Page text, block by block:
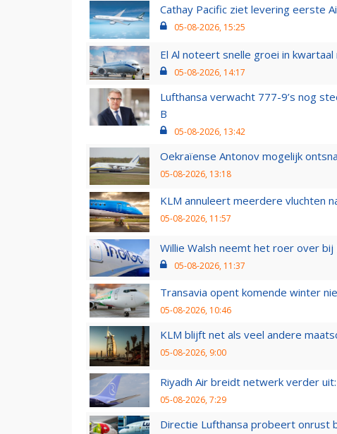
Cathay Pacific ziet levering eerste
05-08-2026, 15:25
El Al noteert snelle groei in
05-08-2026, 14:17
Lufthansa verwacht 777-9’s nog
B
05-08-2026, 13:42
Oekraïense Antonov mogelijk
05-08-2026, 13:18
KLM annuleert meerdere vluchten
05-08-2026, 11:57
Willie Walsh neemt het roer over
05-08-2026, 11:37
Transavia opent komende winter
05-08-2026, 10:46
KLM blijft net als veel andere
05-08-2026, 9:00
Riyadh Air breidt netwerk verder
05-08-2026, 7:29
Directie Lufthansa probeert onrust